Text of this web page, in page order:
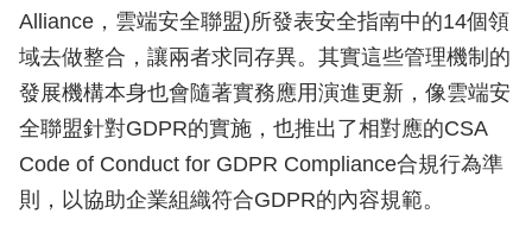
Alliance，雲端安全聯盟)所發表安全指南中的14個領
域去做整合，讓兩者求同存異。其實這些管理機制的
發展機構本身也會隨著實務應用演進更新，像雲端安
全聯盟針對GDPR的實施，也推出了相對應的CSA
Code of Conduct for GDPR Compliance合規行為準
則，以協助企業組織符合GDPR的內容規範。